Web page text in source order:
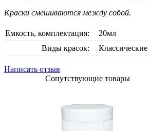
Краски смешиваются между собой.
Емкость, комплектация:
20мл
Виды красок:
Классические
Написать отзыв
Сопутствующие товары